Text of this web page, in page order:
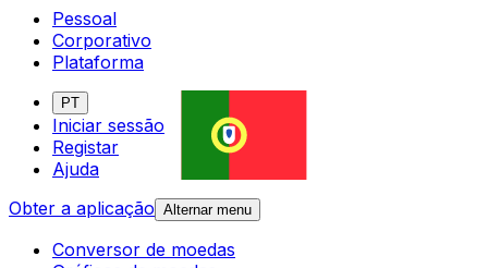
Pessoal
Corporativo
Plataforma
PT
Iniciar sessão
Registar
Ajuda
Obter a aplicação Alternar menu
Conversor de moedas